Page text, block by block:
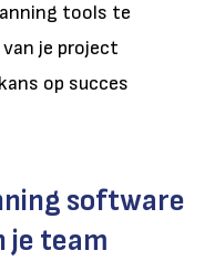
tools te
je project
op succes
software
je team